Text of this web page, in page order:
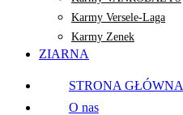
Karmy Versele-Laga
Karmy Zenek
ZIARNA
STRONA GŁÓWNA
O nas